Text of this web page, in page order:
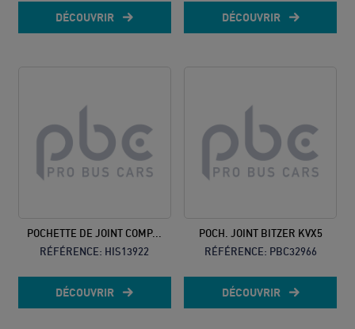
DÉCOUVRIR DÉCOUVRIR
POCHETTE DE JOINT COMP...
RÉFÉRENCE: HIS13922
DÉCOUVRIR
POCH. JOINT BITZER KVX5
RÉFÉRENCE: PBC32966
DÉCOUVRIR